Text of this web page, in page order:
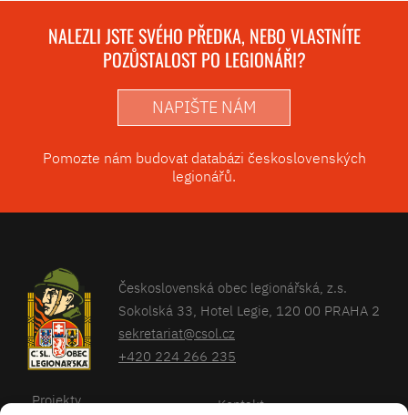
NALEZLI JSTE SVÉHO PŘEDKA, NEBO VLASTNÍTE
POZŮSTALOST PO LEGIONÁŘI?
NAPIŠTE NÁM
Pomozte nám budovat databázi československých
legionářů.
Československá obec legionářská, z.s.
Sokolská 33, Hotel Legie, 120 00 PRAHA 2
sekretariat@csol.cz
+420 224 266 235
Projekty Kontakt